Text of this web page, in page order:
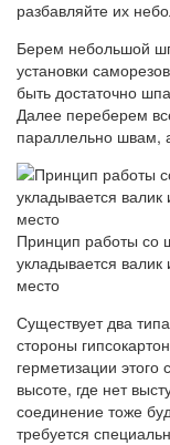
разбавляйте их
Берем небольшой
установки
быть достаточно
Далее переберем
параллельно швам,
Принцип работы со
укладывается валик
место
Существует два
стороны
герметизации
высоте, где нет
соединение тоже
требуется